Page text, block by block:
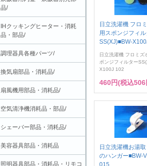
日立洗濯機 フロ
用スポンジフィル
SS(XJ)■BW-
日立洗濯機 フロミズ
ポンジフィルター
X100J 102
460円(税込506
日立洗濯機お湯
のハンガー■BW-
015
品/
IHクッキングヒーター・消耗
品・部品/
調理器具各種パーツ/
換気扇部品・消耗品/
扇風機用部品・消耗品/
空気清浄機消耗品・部品/
シェーバー部品・消耗品/
美容器具部品・消耗品
照明器具部品・消耗品・リモコ